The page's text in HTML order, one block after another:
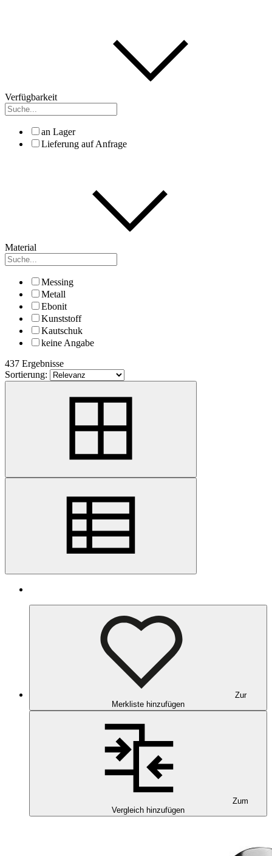
Verfügbarkeit
an Lager
Lieferung auf Anfrage
Material
Messing
Metall
Ebonit
Kunststoff
Kautschuk
keine Angabe
437 Ergebnisse
Sortierung:
Zur
Merkliste hinzufügen
Zum
Vergleich hinzufügen